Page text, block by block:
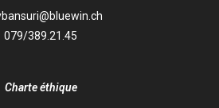
079/389.21.45
Charte éthique